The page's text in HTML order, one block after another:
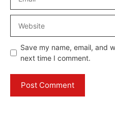
Save my name, email, and
next time I comment.